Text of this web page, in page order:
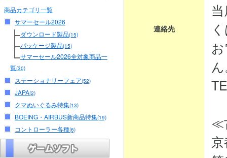
商品カテゴリ一覧
サマーセール2026
ダウンロード製品(15)
パッケージ製品(15)
サマーセール2026全対象商品一
覧(30)
ステーショナリーフェア(52)
JAPA(2)
クマぬいぐるみ特集(13)
BOEING・AIRBUS新商品特集(19)
コントローラー各種(6)
連絡先
≪